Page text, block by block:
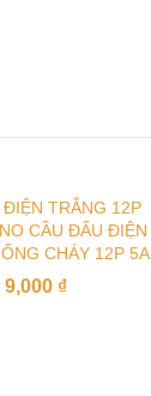
TRẮNG 12P
CẦU ĐẤU ĐIỆN
CHÁY 12P 5A
9,000 ₫